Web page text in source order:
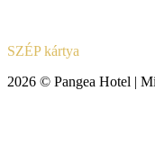
SZÉP kártya
2026 © Pangea Hotel |